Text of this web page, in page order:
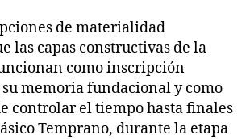
de materialidad
las capas constructivas de la
como inscripción
memoria fundacional y como
controlar el tiempo hasta finales
Temprano, durante la etapa